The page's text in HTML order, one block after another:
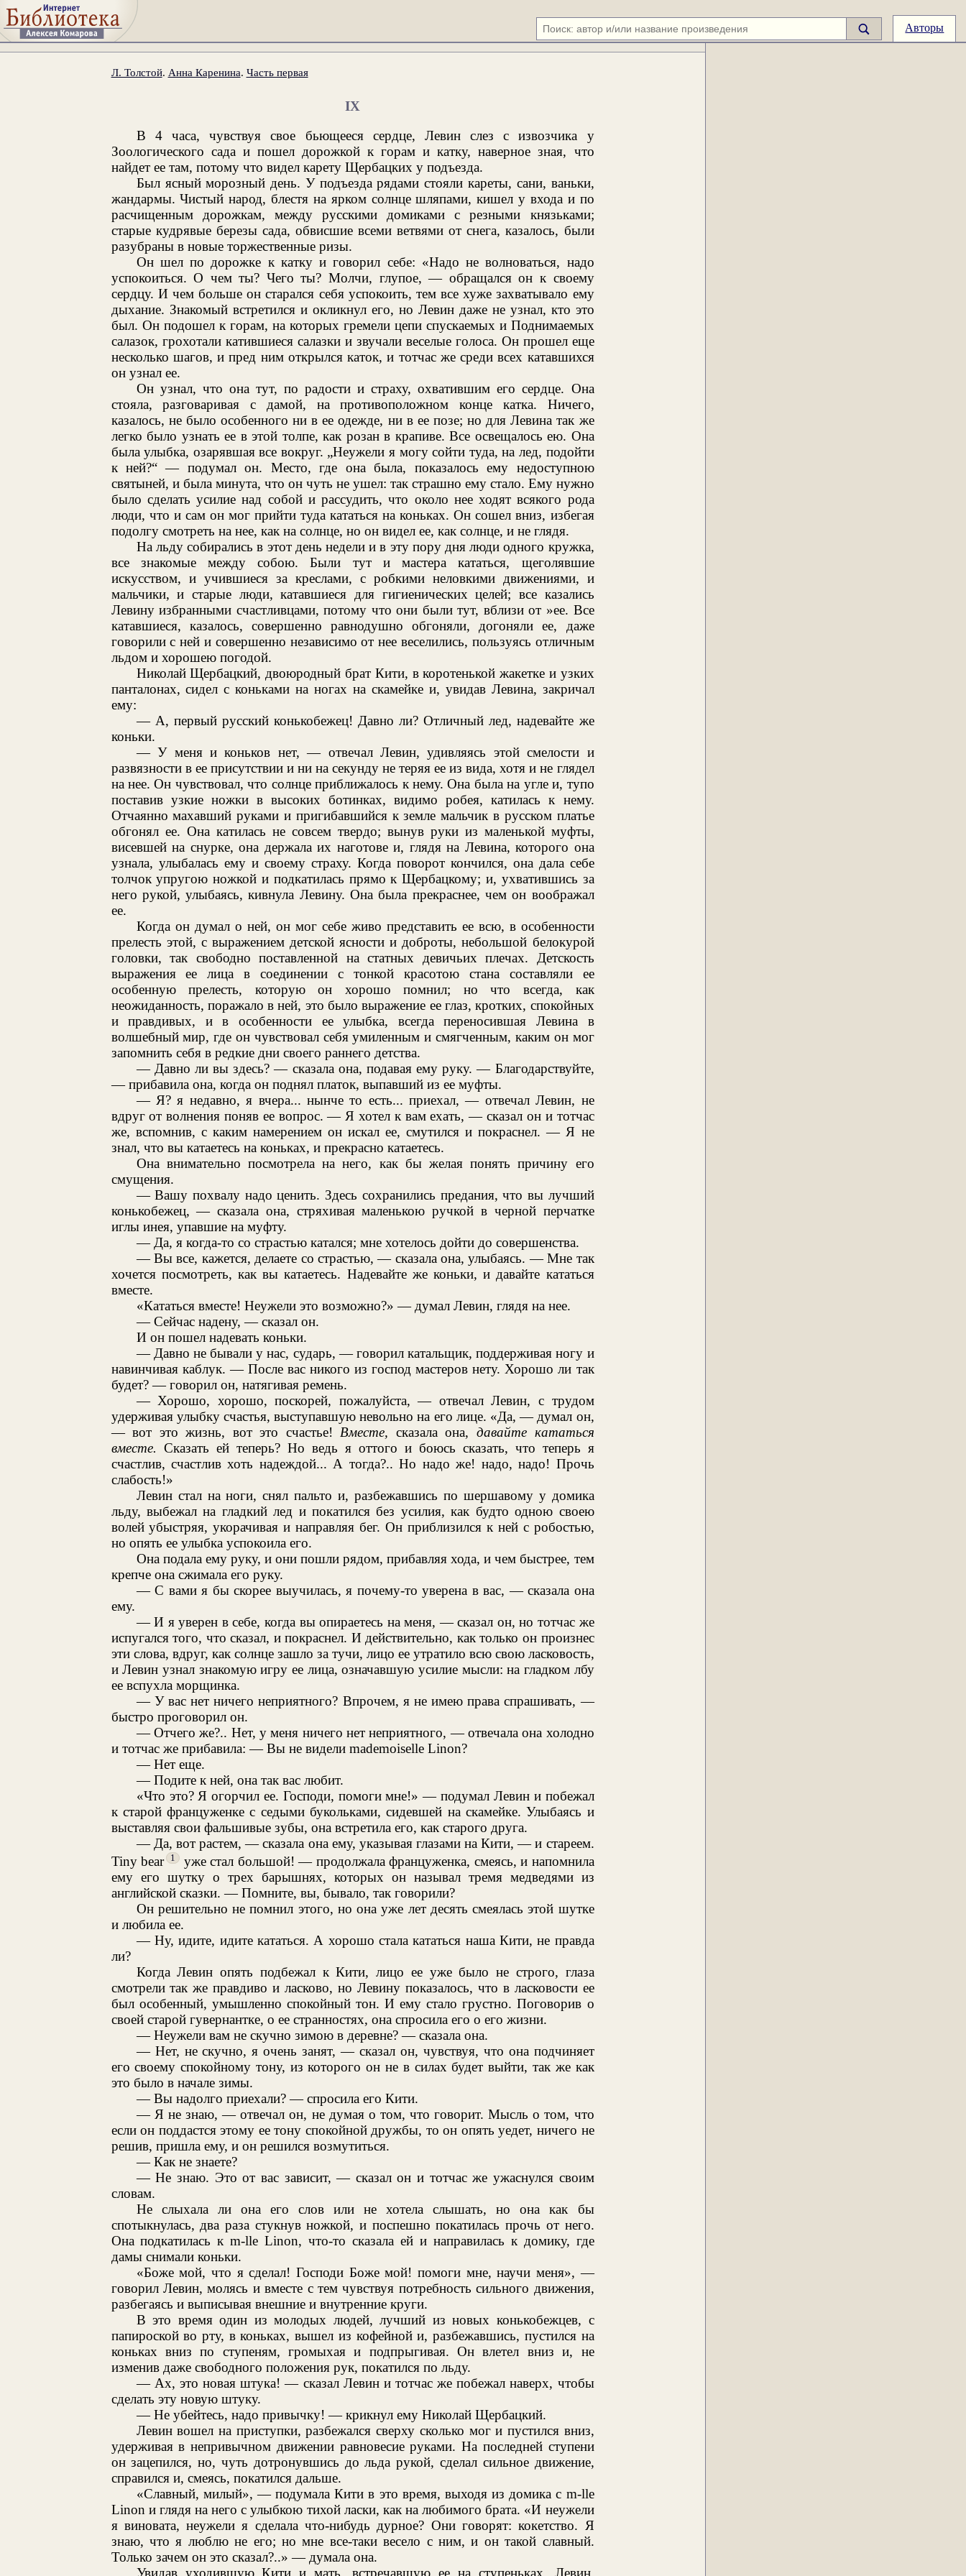
Авторы
Л. Толстой. Анна Каренина. Часть первая
IX
В 4 часа, чувствуя свое бьющееся сердце, Левин слез с извозчика у
Зоологического сада и пошел дорожкой к горам и катку, наверное зная, что
найдет ее там, потому что видел карету Щербацких у подъезда.
Был ясный морозный день. У подъезда рядами стояли кареты, сани, ваньки,
жандармы. Чистый народ, блестя на ярком солнце шляпами, кишел у входа и по
расчищенным дорожкам, между русскими домиками с резными князьками;
старые кудрявые березы сада, обвисшие всеми ветвями от снега, казалось, были
разубраны в новые торжественные ризы.
Он шел по дорожке к катку и говорил себе: «Надо не волноваться, надо
успокоиться. О чем ты? Чего ты? Молчи, глупое, — обращался он к своему
сердцу. И чем больше он старался себя успокоить, тем все хуже захватывало ему
дыхание. Знакомый встретился и окликнул его, но Левин даже не узнал, кто это
был. Он подошел к горам, на которых гремели цепи спускаемых и Поднимаемых
салазок, грохотали катившиеся салазки и звучали веселые голоса. Он прошел еще
несколько шагов, и пред ним открылся каток, и тотчас же среди всех катавшихся
он узнал ее.
Он узнал, что она тут, по радости и страху, охватившим его сердце. Она
стояла, разговаривая с дамой, на противоположном конце катка. Ничего,
казалось, не было особенного ни в ее одежде, ни в ее позе; но для Левина так же
легко было узнать ее в этой толпе, как розан в крапиве. Все освещалось ею. Она
была улыбка, озарявшая все вокруг. „Неужели я могу сойти туда, на лед, подойти
к ней?“ — подумал он. Место, где она была, показалось ему недоступною
святыней, и была минута, что он чуть не ушел: так страшно ему стало. Ему нужно
было сделать усилие над собой и рассудить, что около нее ходят всякого рода
люди, что и сам он мог прийти туда кататься на коньках. Он сошел вниз, избегая
подолгу смотреть на нее, как на солнце, но он видел ее, как солнце, и не глядя.
На льду собирались в этот день недели и в эту пору дня люди одного кружка,
все знакомые между собою. Были тут и мастера кататься, щеголявшие
искусством, и учившиеся за креслами, с робкими неловкими движениями, и
мальчики, и старые люди, катавшиеся для гигиенических целей; все казались
Левину избранными счастливцами, потому что они были тут, вблизи от »ее. Все
катавшиеся, казалось, совершенно равнодушно обгоняли, догоняли ее, даже
говорили с ней и совершенно независимо от нее веселились, пользуясь отличным
льдом и хорошею погодой.
Николай Щербацкий, двоюродный брат Кити, в коротенькой жакетке и узких
панталонах, сидел с коньками на ногах на скамейке и, увидав Левина, закричал
ему:
— А, первый русский конькобежец! Давно ли? Отличный лед, надевайте же
коньки.
— У меня и коньков нет, — отвечал Левин, удивляясь этой смелости и
развязности в ее присутствии и ни на секунду не теряя ее из вида, хотя и не глядел
на нее. Он чувствовал, что солнце приближалось к нему. Она была на угле и, тупо
поставив узкие ножки в высоких ботинках, видимо робея, катилась к нему.
Отчаянно махавший руками и пригибавшийся к земле мальчик в русском платье
обгонял ее. Она катилась не совсем твердо; вынув руки из маленькой муфты,
висевшей на снурке, она держала их наготове и, глядя на Левина, которого она
узнала, улыбалась ему и своему страху. Когда поворот кончился, она дала себе
толчок упругою ножкой и подкатилась прямо к Щербацкому; и, ухватившись за
него рукой, улыбаясь, кивнула Левину. Она была прекраснее, чем он воображал
ее.
Когда он думал о ней, он мог себе живо представить ее всю, в особенности
прелесть этой, с выражением детской ясности и доброты, небольшой белокурой
головки, так свободно поставленной на статных девичьих плечах. Детскость
выражения ее лица в соединении с тонкой красотою стана составляли ее
особенную прелесть, которую он хорошо помнил; но что всегда, как
неожиданность, поражало в ней, это было выражение ее глаз, кротких, спокойных
и правдивых, и в особенности ее улыбка, всегда переносившая Левина в
волшебный мир, где он чувствовал себя умиленным и смягченным, каким он мог
запомнить себя в редкие дни своего раннего детства.
— Давно ли вы здесь? — сказала она, подавая ему руку. — Благодарствуйте,
— прибавила она, когда он поднял платок, выпавший из ее муфты.
— Я? я недавно, я вчера... нынче то есть... приехал, — отвечал Левин, не
вдруг от волнения поняв ее вопрос. — Я хотел к вам ехать, — сказал он и тотчас
же, вспомнив, с каким намерением он искал ее, смутился и покраснел. — Я не
знал, что вы катаетесь на коньках, и прекрасно катаетесь.
Она внимательно посмотрела на него, как бы желая понять причину его
смущения.
— Вашу похвалу надо ценить. Здесь сохранились предания, что вы лучший
конькобежец, — сказала она, стряхивая маленькою ручкой в черной перчатке
иглы инея, упавшие на муфту.
— Да, я когда-то со страстью катался; мне хотелось дойти до совершенства.
— Вы все, кажется, делаете со страстью, — сказала она, улыбаясь. — Мне так
хочется посмотреть, как вы катаетесь. Надевайте же коньки, и давайте кататься
вместе.
«Кататься вместе! Неужели это возможно?» — думал Левин, глядя на нее.
— Сейчас надену, — сказал он.
И он пошел надевать коньки.
— Давно не бывали у нас, сударь, — говорил катальщик, поддерживая ногу и
навинчивая каблук. — После вас никого из господ мастеров нету. Хорошо ли так
будет? — говорил он, натягивая ремень.
— Хорошо, хорошо, поскорей, пожалуйста, — отвечал Левин, с трудом
удерживая улыбку счастья, выступавшую невольно на его лице. «Да, — думал он,
— вот это жизнь, вот это счастье! Вместе, сказала она,давайте кататься
вместе. Сказать ей теперь? Но ведь я оттого и боюсь сказать, что теперь я
счастлив, счастлив хоть надеждой... А тогда?.. Но надо же! надо, надо! Прочь
слабость!»
Левин стал на ноги, снял пальто и, разбежавшись по шершавому у домика
льду, выбежал на гладкий лед и покатился без усилия, как будто одною своею
волей убыстряя, укорачивая и направляя бег. Он приблизился к ней с робостью,
но опять ее улыбка успокоила его.
Она подала ему руку, и они пошли рядом, прибавляя хода, и чем быстрее, тем
крепче она сжимала его руку.
— С вами я бы скорее выучилась, я почему-то уверена в вас, — сказала она
ему.
— И я уверен в себе, когда вы опираетесь на меня, — сказал он, но тотчас же
испугался того, что сказал, и покраснел. И действительно, как только он произнес
эти слова, вдруг, как солнце зашло за тучи, лицо ее утратило всю свою ласковость,
и Левин узнал знакомую игру ее лица, означавшую усилие мысли: на гладком лбу
ее вспухла морщинка.
— У вас нет ничего неприятного? Впрочем, я не имею права спрашивать, —
быстро проговорил он.
— Отчего же?.. Нет, у меня ничего нет неприятного, — отвечала она холодно
и тотчас же прибавила: — Вы не видели mademoiselle Linon?
— Нет еще.
— Подите к ней, она так вас любит.
«Что это? Я огорчил ее. Господи, помоги мне!» — подумал Левин и побежал
к старой француженке с седыми букольками, сидевшей на скамейке. Улыбаясь и
выставляя свои фальшивые зубы, она встретила его, как старого друга.
— Да, вот растем, — сказала она ему, указывая глазами на Кити, — и стареем.
Tiny bear
1
уже стал большой! — продолжала француженка, смеясь, и напомнила
ему его шутку о трех барышнях, которых он называл тремя медведями из
английской сказки. — Помните, вы, бывало, так говорили?
Он решительно не помнил этого, но она уже лет десять смеялась этой шутке
и любила ее.
— Ну, идите, идите кататься. А хорошо стала кататься наша Кити, не правда
ли?
Когда Левин опять подбежал к Кити, лицо ее уже было не строго, глаза
смотрели так же правдиво и ласково, но Левину показалось, что в ласковости ее
был особенный, умышленно спокойный тон. И ему стало грустно. Поговорив о
своей старой гувернантке, о ее странностях, она спросила его о его жизни.
— Неужели вам не скучно зимою в деревне? — сказала она.
— Нет, не скучно, я очень занят, — сказал он, чувствуя, что она подчиняет
его своему спокойному тону, из которого он не в силах будет выйти, так же как
это было в начале зимы.
— Вы надолго приехали? — спросила его Кити.
— Я не знаю, — отвечал он, не думая о том, что говорит. Мысль о том, что
если он поддастся этому ее тону спокойной дружбы, то он опять уедет, ничего не
решив, пришла ему, и он решился возмутиться.
— Как не знаете?
— Не знаю. Это от вас зависит, — сказал он и тотчас же ужаснулся своим
словам.
Не слыхала ли она его слов или не хотела слышать, но она как бы
спотыкнулась, два раза стукнув ножкой, и поспешно покатилась прочь от него.
Она подкатилась к m-lle Linon, что-то сказала ей и направилась к домику, где
дамы снимали коньки.
«Боже мой, что я сделал! Господи Боже мой! помоги мне, научи меня», —
говорил Левин, молясь и вместе с тем чувствуя потребность сильного движения,
разбегаясь и выписывая внешние и внутренние круги.
В это время один из молодых людей, лучший из новых конькобежцев, с
папироской во рту, в коньках, вышел из кофейной и, разбежавшись, пустился на
коньках вниз по ступеням, громыхая и подпрыгивая. Он влетел вниз и, не
изменив даже свободного положения рук, покатился по льду.
— Ах, это новая штука! — сказал Левин и тотчас же побежал наверх, чтобы
сделать эту новую штуку.
— Не убейтесь, надо привычку! — крикнул ему Николай Щербацкий.
Левин вошел на приступки, разбежался сверху сколько мог и пустился вниз,
удерживая в непривычном движении равновесие руками. На последней ступени
он зацепился, но, чуть дотронувшись до льда рукой, сделал сильное движение,
справился и, смеясь, покатился дальше.
«Славный, милый», — подумала Кити в это время, выходя из домика с m-lle
Linon и глядя на него с улыбкою тихой ласки, как на любимого брата. «И неужели
я виновата, неужели я сделала что-нибудь дурное? Они говорят: кокетство. Я
знаю, что я люблю не его; но мне все-таки весело с ним, и он такой славный.
Только зачем он это сказал?..» — думала она.